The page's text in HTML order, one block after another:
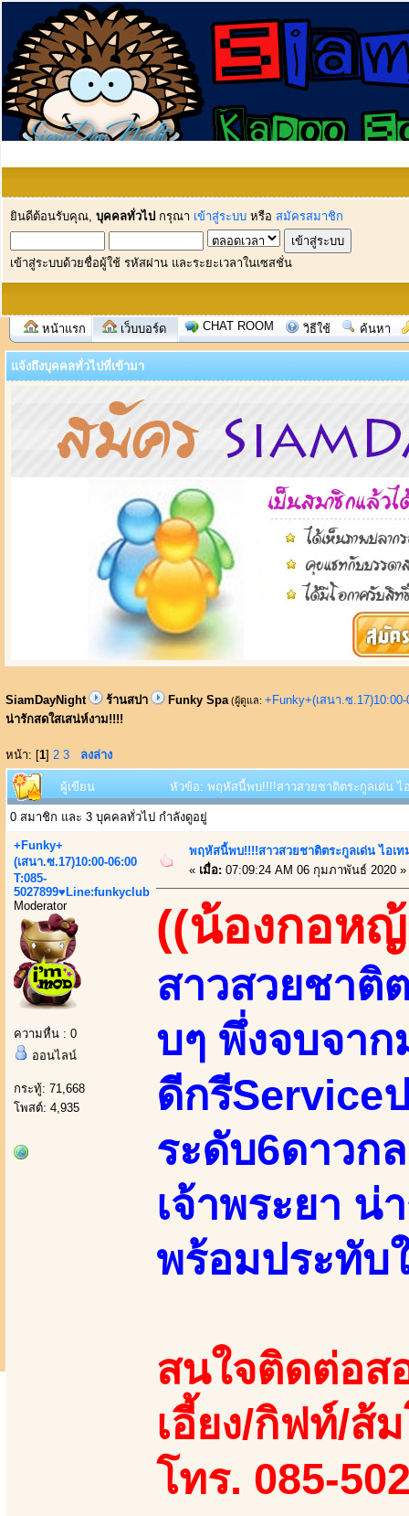
ยินดีต้อนรับคุณ, บุคคลทั่วไป กรุณา เข้าสู่ระบบ หรือ สมัครสมาชิก
เข้าสู่ระบบด้วยชื่อผู้ใช้ รหัสผ่าน และระยะเวลาในเซสชั่น
หน้าแรก เว็บบอร์ด CHAT ROOM วิธีใช้ ค้นหา
แจ้งถึงบุคคลทั่วไปที่เข้ามา
SiamDayNight ร้านสปา Funky Spa (ผู้ดูแล: +Funky+(เสนา.ซ
น่ารักสดใสเสน่ห์งาม!!!!
หน้า: [1] 2 3 ลงล่าง
ผู้เขียน หัวข้อ: พฤหัสนี้พบ!!!!สาวสวยชาติตระกูลเด่น ไ
0 สมาชิก และ 3 บุคคลทั่วไป กำลังดูอยู่
+Funky+
(เสนา.ซ.17)10:00-06:00
T:085-
5027899♥Line:funkyclub
Moderator
ความหื่น : 0
ออนไลน์
กระทู้: 71,668
โพสต์: 4,935
พฤหัสนี้พบ!!!!สาวสวยชาติตระกูลเด่น ไอเ
« เมื่อ: 07:09:24 AM 06 กุมภาพันธ์ 2020 »
((น้องกอห
สาวสวยชาติ
บๆ พึ่งจบจา
ดีกรีService
ระดับ6ดาวก
เจ้าพระยา น่
พร้อมประทับ
สนใจติดต่อส
เอี้ยง/กิฟท์/ส้
โทร. 085-